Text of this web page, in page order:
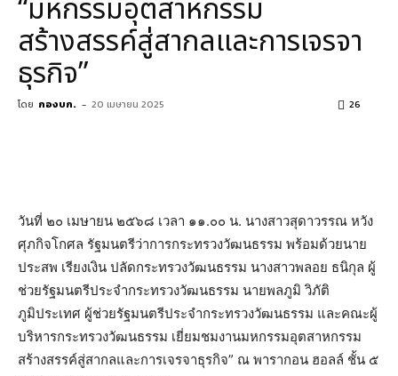
“มหกรรมอุตสาหกรรม
สร้างสรรค์สู่สากลและการเจรจา
ธุรกิจ”
โดย กองบก. - 20 เมษายน 2025 26
วันที่ ๒๐ เมษายน ๒๕๖๘ เวลา ๑๑.๐๐ น. นางสาวสุดาวรรณ หวัง
ศุภกิจโกศล รัฐมนตรีว่าการกระทรวงวัฒนธรรม พร้อมด้วยนาย
ประสพ เรียงเงิน ปลัดกระทรวงวัฒนธรรม นางสาวพลอย ธนิกุล ผู้
ช่วยรัฐมนตรีประจำกระทรวงวัฒนธรรม นายพลภูมิ วิภัติ
ภูมิประเทศ ผู้ช่วยรัฐมนตรีประจำกระทรวงวัฒนธรรม และคณะผู้
บริหารกระทรวงวัฒนธรรม เยี่ยมชมงานมหกรรมอุตสาหกรรม
สร้างสรรค์สู่สากลและการเจรจาธุรกิจ” ณ พารากอน ฮอลล์ ชั้น ๕